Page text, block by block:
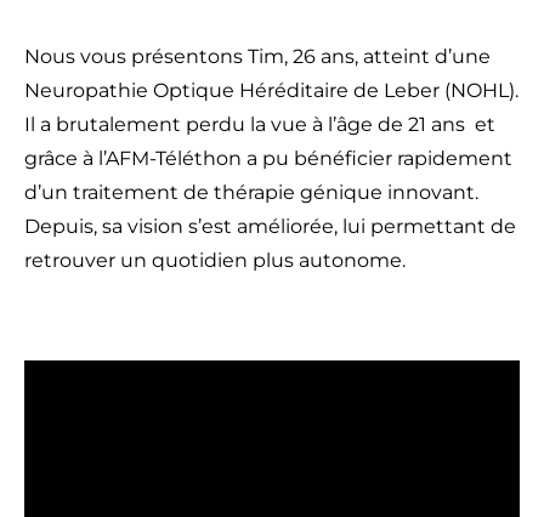
Nous vous présentons Tim, 26 ans, atteint d’une
Neuropathie Optique Héréditaire de Leber (NOHL).
Il a brutalement perdu la vue à l’âge de 21 ans et
grâce à l’AFM-Téléthon a pu bénéficier rapidement
d’un traitement de thérapie génique innovant.
Depuis, sa vision s’est améliorée, lui permettant de
retrouver un quotidien plus autonome.